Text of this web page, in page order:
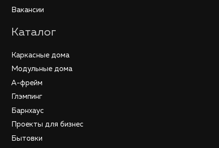
Вакансии
Каталог
Каркасные дома
Модульные дома
А-фрейм
Глэмпинг
Барнхаус
Проекты для бизнес
Бытовки